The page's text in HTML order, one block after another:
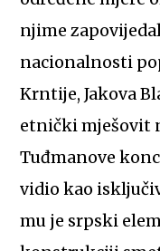
njime
nacionalnosti
Krntije, Jakova
etnički mješovit
Tuđmanove
vidio kao
mu je srpski